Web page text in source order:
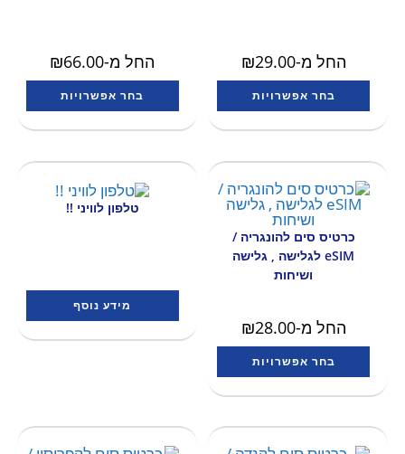
החל מ- ₪29.00
בחר אפשרויות
החל מ- ₪66.00
בחר אפשרויות
כרטיס סים להונגריה /
eSIM לגלישה , גלישה
ושיחות
החל מ- ₪28.00
בחר אפשרויות
טלפון לוויני !!
מידע נוסף